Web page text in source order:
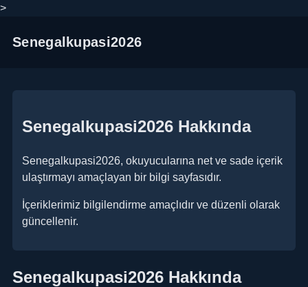
>
Senegalkupasi2026
Senegalkupasi2026 Hakkında
Senegalkupasi2026, okuyucularına net ve sade içerik
ulaştırmayı amaçlayan bir bilgi sayfasıdır.
İçeriklerimiz bilgilendirme amaçlıdır ve düzenli olarak
güncellenir.
Senegalkupasi2026 Hakkında